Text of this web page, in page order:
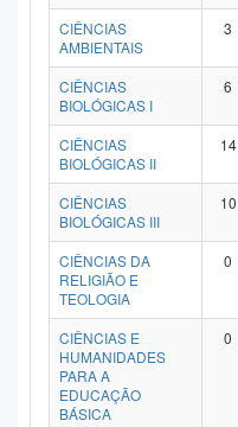
CIÊNCIAS
AMBIENTAIS
3
CIÊNCIAS
BIOLÓGICAS I
6
CIÊNCIAS
BIOLÓGICAS II
14
CIÊNCIAS
BIOLÓGICAS III
10
CIÊNCIAS DA
RELIGIÃO E
TEOLOGIA
0
CIÊNCIAS E
HUMANIDADES
PARA A
EDUCAÇÃO
BÁSICA
0